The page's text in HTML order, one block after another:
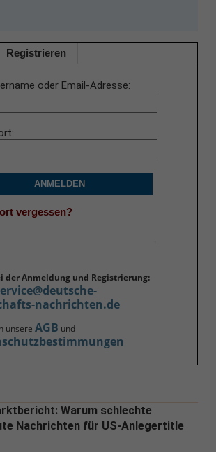
Registrieren
oder Email-Adresse
ANMELDEN
vergessen?
der Anmeldung und Registrierung:
nachrichten.de
unsere AGB und
Warum schlechte
Nachrichten für US-Anlegertitle